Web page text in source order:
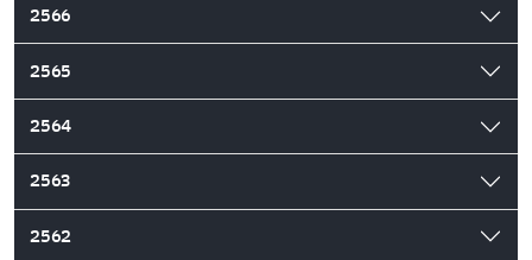
2566
2565
2564
2563
2562